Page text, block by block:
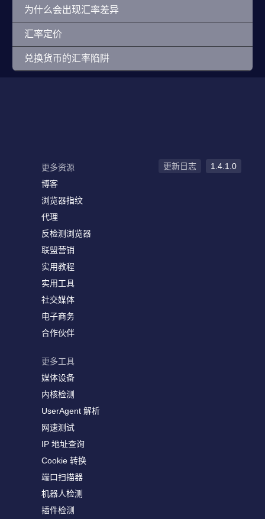
为什么会出现汇率差异
汇率定价
兑换货币的汇率陷阱
更多资源
博客
浏览器指纹
代理
反检测浏览器
联盟营销
实用教程
实用工具
社交媒体
电子商务
合作伙伴
更多工具
媒体设备
内核检测
UserAgent 解析
网速测试
IP 地址查询
Cookie 转换
端口扫描器
机器人检测
插件检测
更新日志 1.4.1.0